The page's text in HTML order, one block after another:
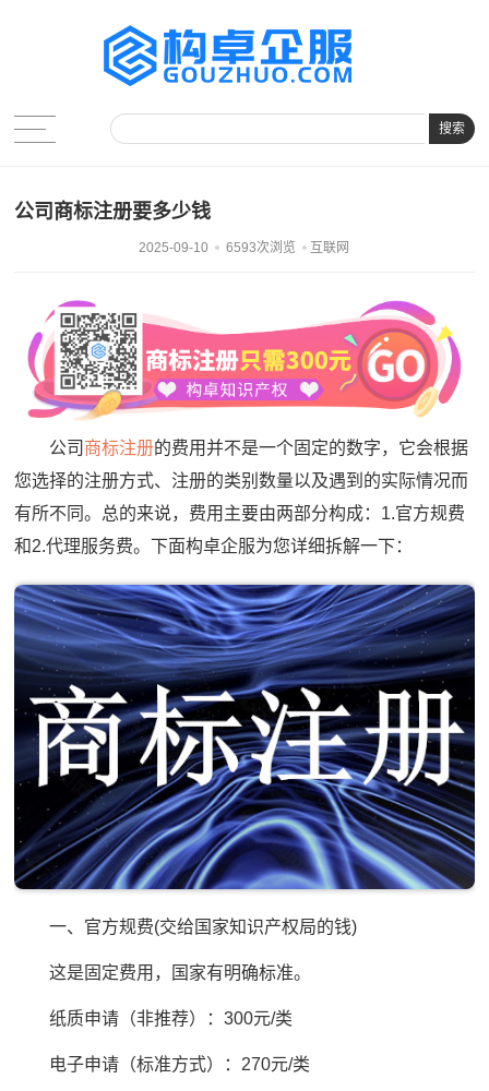
搜索
公司商标注册要多少钱
2025-09-10 6593次浏览 互联网
公司 商标注册的费用并不是一个固定的数字，它会根据
您选择的注册方式、注册的类别数量以及遇到的实际情况而
有所不同。总的来说，费用主要由两部分构成：1.官方规费
和2.代理服务费。下面构卓企服为您详细拆解一下：
一、官方规费(交给国家知识产权局的钱)
这是固定费用，国家有明确标准。
纸质申请（非推荐）：300元/类
电子申请（标准方式）：270元/类